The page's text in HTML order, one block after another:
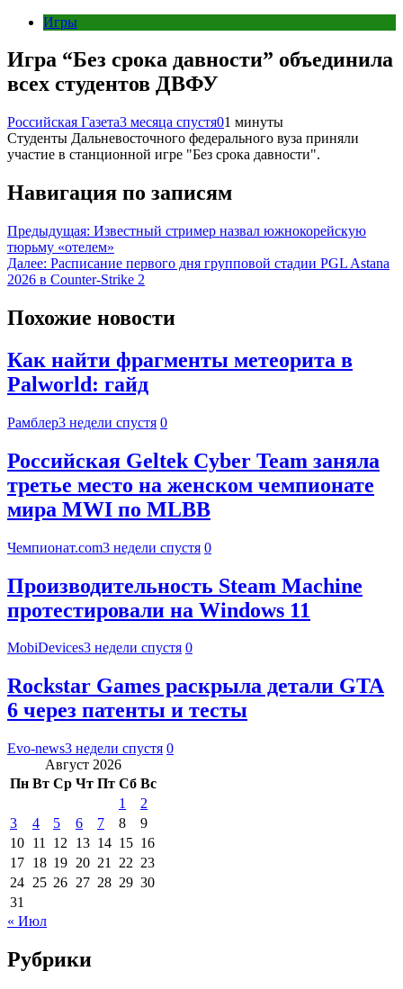
Игры
Игра “Без срока давности” объединила
всех студентов ДВФУ
Российская Газета3 месяца спустя01 минуты
Студенты Дальневосточного федерального вуза приняли
участие в станционной игре "Без срока давности".
Навигация по записям
Предыдущая: Известный стример назвал южнокорейскую
тюрьму «отелем»
Далее: Расписание первого дня групповой стадии PGL Astana
2026 в Counter-Strike 2
Похожие новости
Как найти фрагменты метеорита в
Palworld: гайд
Рамблер3 недели спустя 0
Российская Geltek Cyber Team заняла
третье место на женском чемпионате
мира MWI по MLBB
Чемпионат.com3 недели спустя 0
Производительность Steam Machine
протестировали на Windows 11
MobiDevices3 недели спустя 0
Rockstar Games раскрыла детали GTA
6 через патенты и тесты
Evo-news3 недели спустя 0
Август 2026
Пн Вт Ср Чт Пт Сб Вс
1
2
3
4 5 6 7 8
9
10 11 12 13 14 15 16
17 18 19 20 21 22 23
24 25 26 27 28 29 30
31
« Июл
Рубрики